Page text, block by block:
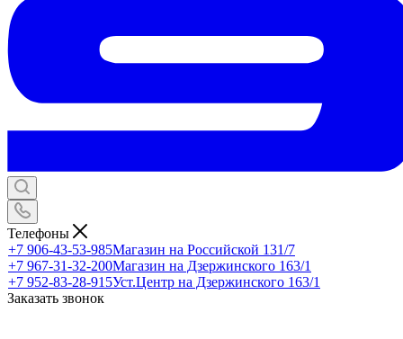
Телефоны
+7 906-43-53-985Магазин на Российской 131/7
+7 967-31-32-200Магазин на Дзержинского 163/1
+7 952-83-28-915Уст.Центр на Дзержинского 163/1
Заказать звонок